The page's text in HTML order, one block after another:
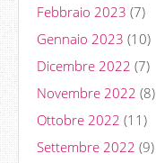
Febbraio 2023 (7)
Gennaio 2023 (10)
Dicembre 2022 (7)
Novembre 2022 (8)
Ottobre 2022 (11)
Settembre 2022 (9)